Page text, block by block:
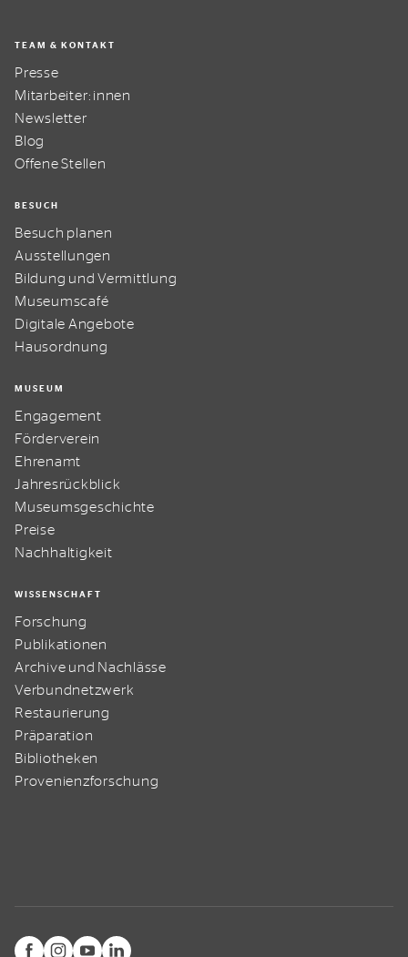
TEAM & KONTAKT
Presse
Mitarbeiter:innen
Newsletter
Blog
Offene Stellen
BESUCH
Besuch planen
Ausstellungen
Bildung und Vermittlung
Museumscafé
Digitale Angebote
Hausordnung
MUSEUM
Engagement
Förderverein
Ehrenamt
Jahresrückblick
Museumsgeschichte
Preise
Nachhaltigkeit
WISSENSCHAFT
Forschung
Publikationen
Archive und Nachlässe
Verbundnetzwerk
Restaurierung
Präparation
Bibliotheken
Provenienzforschung